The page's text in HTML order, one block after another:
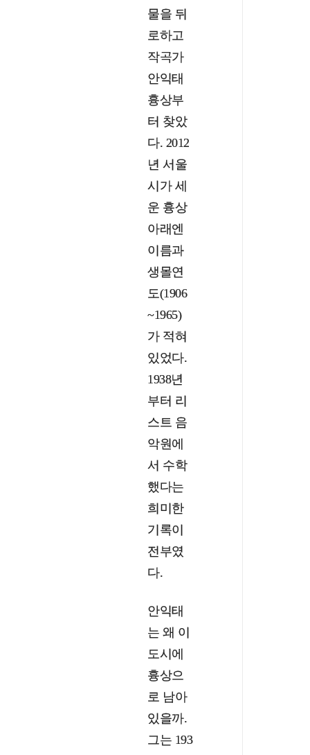
물을 뒤
로하고
작곡가
안익태
흉상부
터 찾았
다. 2012
년 서울
시가 세
운 흉상
아래엔
이름과
생몰연
도(1906
~1965)
가 적혀
있었다.
1938년
부터 리
스트 음
악원에
서 수학
했다는
희미한
기록이
전부였
다.
안익태
는 왜 이
도시에
흉상으
로 남아
있을까.
그는 193